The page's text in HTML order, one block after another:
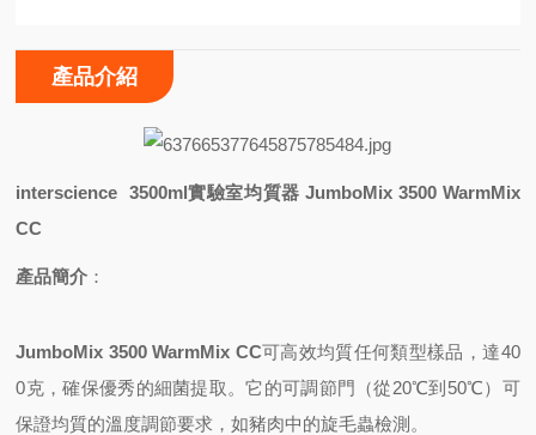
產品介紹
interscience 3500ml實驗室均質器 JumboMix 3500 WarmMix
CC
產品簡介 ：
JumboMix 3500 WarmMix CC可高效均質任何類型樣品，達40
0克，確保優秀的細菌提取。它的可調節門（從20℃到50℃）可
保證均質的溫度調節要求，如豬肉中的旋毛蟲檢測。